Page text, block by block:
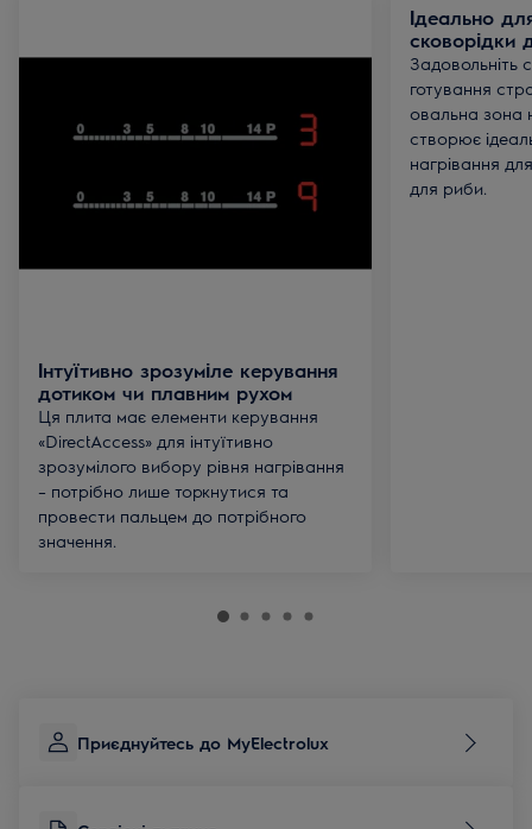
Інтуїтивно зрозуміле керування
дотиком чи плавним рухом
Ця плита має елементи керування
«DirectAccess» для інтуїтивно
зрозумілого вибору рівня нагрівання
– потрібно лише торкнутися та
провести пальцем до потрібного
значення.
Ідеально
сковорідки
Задовольніть
готування
овальна зона
створює
нагрівання
для риби.
Приєднуйтесь до MyElectrolux